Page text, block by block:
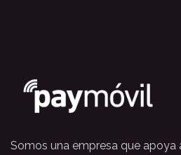
Somos una empresa que apoya